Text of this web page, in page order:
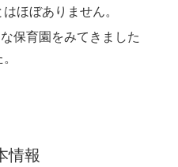
ほぼありません。
保育園をみてきました
情報